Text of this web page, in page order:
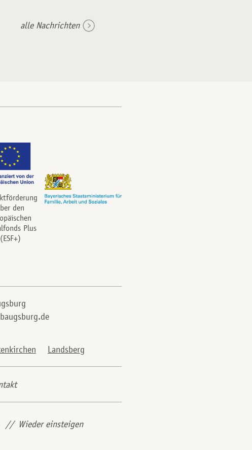
alle Nachrichten
den
Plus
(ESF+)
Landsberg
Wieder einsteigen